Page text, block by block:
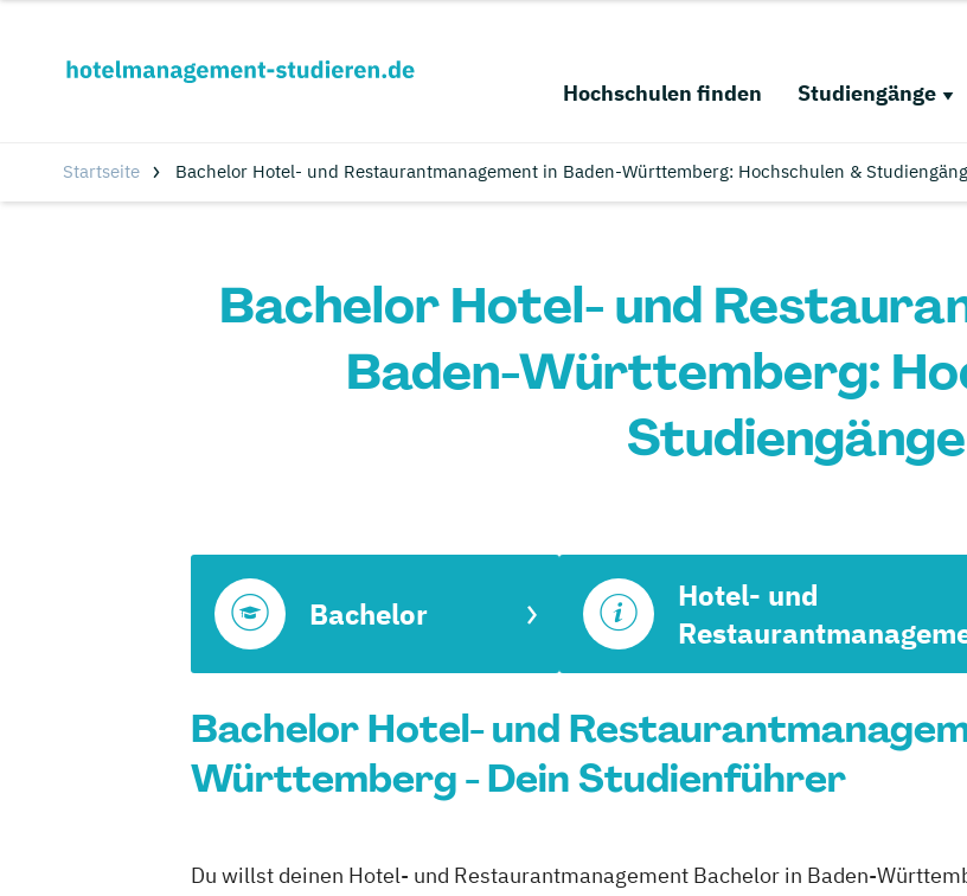
Hochschulen finden Studiengänge
Startseite Bachelor Hotel- und Restaurantmanagement in Baden-Württemberg: Hochschulen &
Bachelor Hotel- und
Baden-Württemberg:
Studiengänge
Bachelor
Hotel- und
Bachelor Hotel- und
Württemberg - Dein Studienführer
Du willst deinen Hotel- und Restaurantmanagement Bachelor in Baden-